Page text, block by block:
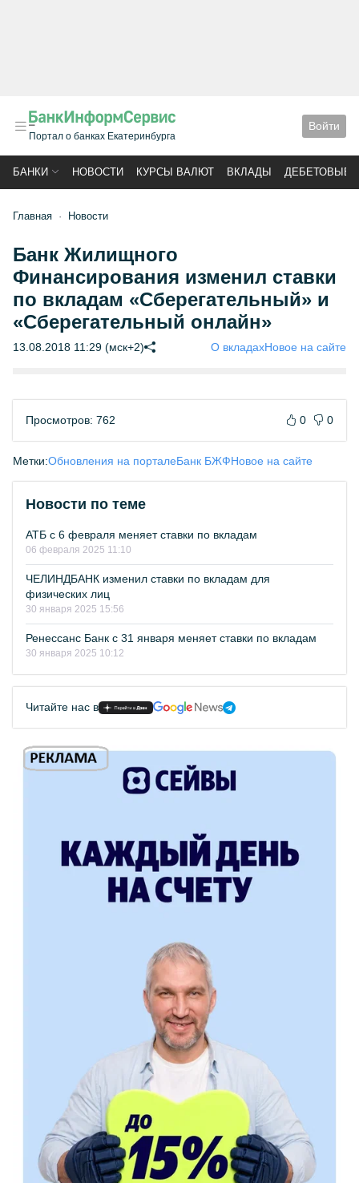
Портал о банках Екатеринбурга
Войти
БАНКИ НОВОСТИ КУРСЫ ВАЛЮТ ВКЛАДЫ ДЕБЕТОВЫЕ
Главная Новости
Банк Жилищного
Финансирования изменил ставки
по вкладам «Сберегательный» и
«Сберегательный онлайн»
13.08.2018 11:29 (мск+2) О вкладахНовое на сайте
Просмотров: 762 0 0
Метки:Обновления на порталеБанк БЖФНовое на сайте
Новости по теме
АТБ с 6 февраля меняет ставки по вкладам
06 февраля 2025 11:10
ЧЕЛИНДБАНК изменил ставки по вкладам для
физических лиц
30 января 2025 15:56
Ренессанс Банк с 31 января меняет ставки по вкладам
30 января 2025 10:12
Читайте нас в